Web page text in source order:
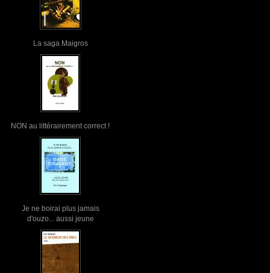
La saga Maigros
NON au littérairement correct !
Je ne boirai plus jamais
d'ouzo... aussi jeune